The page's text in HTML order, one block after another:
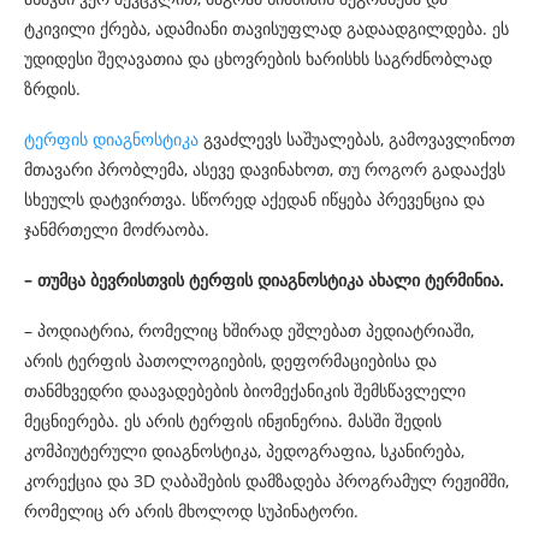
ტკივილი ქრება, ადამიანი თავისუფლად გადაადგილდება. ეს
უდიდესი შეღავათია და ცხოვრების ხარისხს საგრძნობლად
ზრდის.
ტერფის დიაგნოსტიკა გვაძლევს საშუალებას, გამოვავლინოთ
მთავარი პრობლემა, ასევე დავინახოთ, თუ როგორ გადააქვს
სხეულს დატვირთვა. სწორედ აქედან იწყება პრევენცია და
ჯანმრთელი მოძრაობა.
– თუმცა ბევრისთვის ტერფის დიაგნოსტიკა ახალი ტერმინია.
– პოდიატრია, რომელიც ხშირად ეშლებათ პედიატრიაში,
არის ტერფის პათოლოგიების, დეფორმაციებისა და
თანმხვედრი დაავადებების ბიომექანიკის შემსწავლელი
მეცნიერება. ეს არის ტერფის ინჟინერია. მასში შედის
კომპიუტერული დიაგნოსტიკა, პედოგრაფია, სკანირება,
კორექცია და 3D ღაბაშების დამზადება პროგრამულ რეჟიმში,
რომელიც არ არის მხოლოდ სუპინატორი.